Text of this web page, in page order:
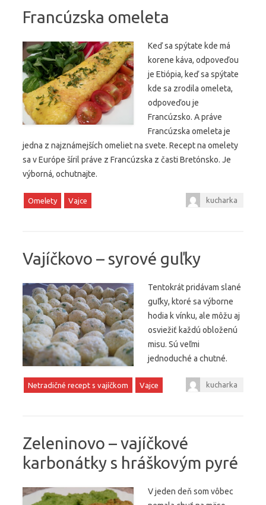
Francúzska omeleta
Keď sa spýtate kde má
korene káva, odpoveďou
je Etiópia, keď sa spýtate
kde sa zrodila omeleta,
odpoveďou je
Francúzsko. A práve
Francúzska omeleta je
jedna z najznámejších omeliet na svete. Recept na omelety
sa v Európe šíril práve z Francúzska z časti Bretónsko. Je
výborná, ochutnajte.
Omelety Vajce kucharka
Vajíčkovo – syrové guľky
Tentokrát pridávam slané
guľky, ktoré sa výborne
hodia k vínku, ale môžu aj
osviežiť každú obloženú
misu. Sú veľmi
jednoduché a chutné.
Netradičné recept s vajíčkom Vajce kucharka
Zeleninovo – vajíčkové
karbonátky s hráškovým pyré
V jeden deň som vôbec